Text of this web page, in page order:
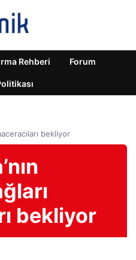
Rehberi Forum
bekliyor
bekliyor